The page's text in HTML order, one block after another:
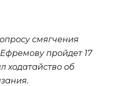
смягчения
пройдет 17
ходатайство об